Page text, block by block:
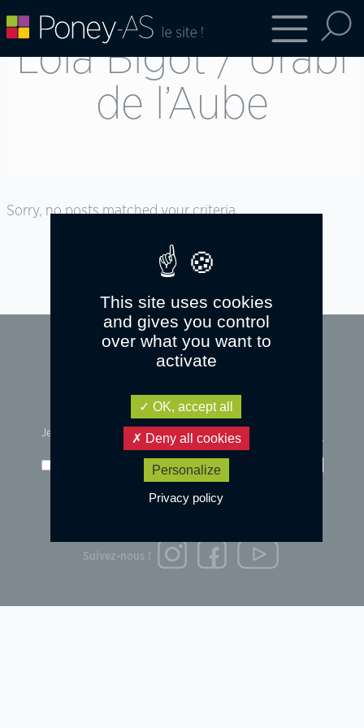
Lola Bigot / Urabi
de l’Aube
Sorry, no posts matched your criteria.
© 2023 DESIGN byOVARMA STUDIO
Je m'inscris à la newsletter :
conditions d'utilisationdes données
Suivez-nous !
This site uses cookies
and gives you control
over what you want to
activate
OK, accept all
Deny all cookies
Personalize
Privacy policy